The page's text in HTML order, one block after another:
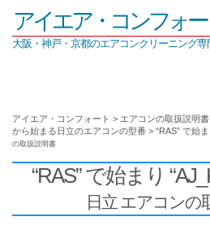
アイエア・コンフォー
大阪・神戸・京都のエアコンクリーニング専
アイエア・コンフォート > エアコンの取扱説明書
から始まる日立のエアコンの型番 > “RAS” で始
の取扱説明書
“RAS” で始まり
日立 エアコンの